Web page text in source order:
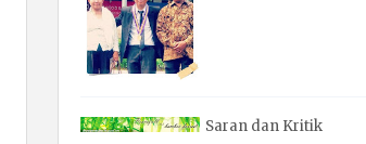
Saran dan Kritik